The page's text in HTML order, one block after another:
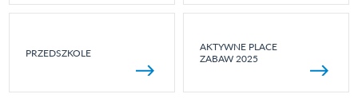
PRZEDSZKOLE
AKTYWNE PLACE
ZABAW 2025